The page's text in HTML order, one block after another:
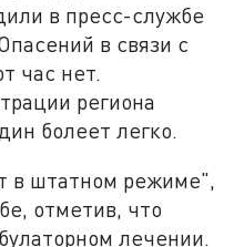
в пресс-службе
в связи с
час нет.
региона
болеет легко.
в штатном режиме",
отметив, что
лечении.